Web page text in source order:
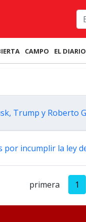
CAMPO EL
Trump y Roberto
por incumplir la ley
primera 1